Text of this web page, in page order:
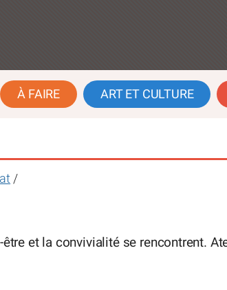
À FAIRE ART ET CULTURE
/
être et la convivialité se rencontrent.